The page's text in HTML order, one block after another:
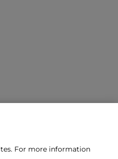
For more information